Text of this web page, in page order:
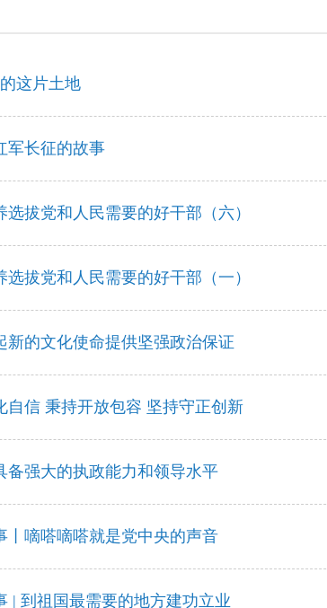
这片土地
军长征的故事
拔党和人民需要的好干部（六）
拔党和人民需要的好干部（一）
新的文化使命提供坚强政治保证
自信 秉持开放包容 坚持守正创新
备强大的执政能力和领导水平
丨嘀嗒嘀嗒就是党中央的声音
| 到祖国最需要的地方建功立业